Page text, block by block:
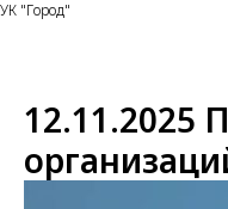
УК "Город"
12.11.2025